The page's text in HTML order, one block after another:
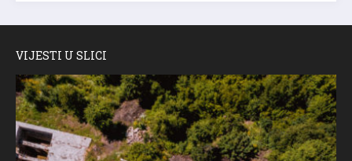
VIJESTI U SLICI